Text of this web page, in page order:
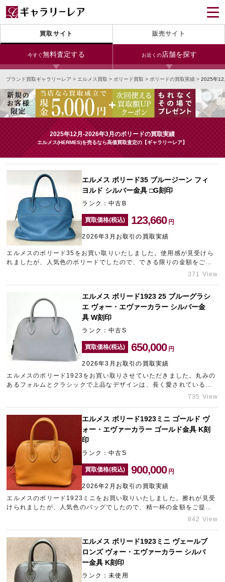
買取サイト 販売サイト
今すぐ無料査定する お近くの店舗を探す
今すぐLINE査定
24時間受付（対応時間10:00～19:00）
宅配買取を申し込む
無料の宅配キットをお届けします
今すぐ電話査定
受付時間 10:00～19:00
銀座本店 青山表参道店 新宿東口店
小田急新宿店
心斎橋本店 東心斎橋店 梅田店
なんば店 神戸元町(三宮)店 LAB大阪
中野ブロードウェイ
宅配買取を申し込む
無料の宅配キットをお届けします
ブランド買取ギャラリーレア > エルメス買取 > ボリード買取 > ボリードの買取実績 > 2025年12
2025年12月-2026年3月のボリードの買取実績
エルメス(HERMES)を売るなら高価買取査定の【ギャラリーレア】
エルメス ボリード35 ブルージーン フィ
ヨルド シルバー金具 □G刻印
ランク：中古B
買取価格(税込) 123,660 円
2026年3月お取引の買取実績
エルメスのボリード35をお買い取りいたしました。使用感が見受けら
れましたが、人気色のボリードでしたので、できる限りの金額をご提
示させていただきました。お客様のご希望に添えるよう頑張りますの
371 View
エルメス ボリード1923 25 ブルーグラシ
エ ヴォー・エヴァーカラー シルバー金
具 W刻印
ランク：中古S
買取価格(税込) 650,000 円
2026年3月お取引の買取実績
エルメスのボリード1923をお買い取りさせていただきました。丸みの
あるフォルムとクラシックで上品なデザインは、長く愛されている定
番モデルです。大切にされていたことが分かる良好なコンディション
で宅配買取に強い「ギャラリーレアLAB東京」をご利用ください。
735 View
エルメス ボリード1923ミニ ゴールド ヴ
ォー・エヴァーカラー ゴールド金具 K刻
印
ランク：中古S
買取価格(税込) 900,000 円
2026年2月お取引の買取実績
エルメスのボリード1923ミニをお買い取りいたしました。擦れが見受
けられましたが、人気色のバッグでしたので、精一杯の金額をご提示
させていただきました。ブランドバッグを少しでも高く売却したい方
842 View
エルメス ボリード1923ミニ ヴェールブ
ロンズ ヴォー・エヴァーカラー シルバ
ー金具 K刻印
ランク：未使用